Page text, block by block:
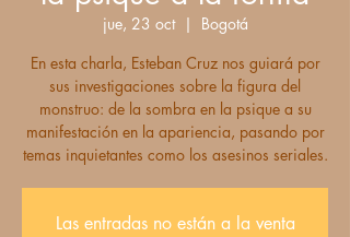
jue, 23 oct
  |
Bogotá
En esta charla, Esteban Cruz nos guiará por
sus investigaciones sobre la figura del
monstruo: de la sombra en la psique a su
manifestación en la apariencia, pasando por
temas inquietantes como los asesinos seriales.
Las entradas no están a la venta